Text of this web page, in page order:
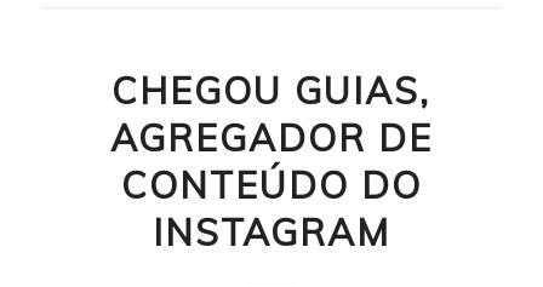
CHEGOU GUIAS,
AGREGADOR DE
CONTEÚDO DO
INSTAGRAM